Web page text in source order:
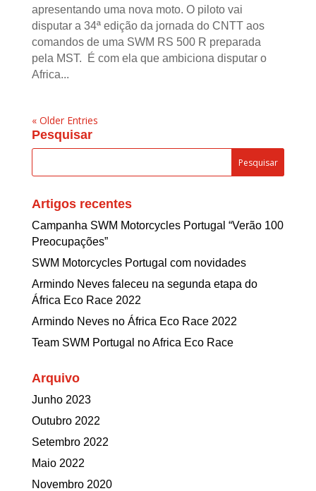
apresentando uma nova moto. O piloto vai
disputar a 34ª edição da jornada do CNTT aos
comandos de uma SWM RS 500 R preparada
pela MST. É com ela que ambiciona disputar o
Africa...
« Older Entries
Pesquisar
Artigos recentes
Campanha SWM Motorcycles Portugal “Verão 100
Preocupações”
SWM Motorcycles Portugal com novidades
Armindo Neves faleceu na segunda etapa do
África Eco Race 2022
Armindo Neves no África Eco Race 2022
Team SWM Portugal no Africa Eco Race
Arquivo
Junho 2023
Outubro 2022
Setembro 2022
Maio 2022
Novembro 2020